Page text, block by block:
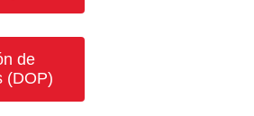
de
(DOP)